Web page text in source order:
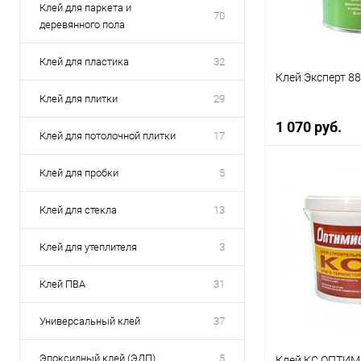
Клей для паркета и
деревянного пола
70
Клей для пластика 32
Клей для плитки 29
Клей для потолочной плитки 17
Клей для пробки 5
Клей для стекла 13
Клей для утеплителя 3
Клей ПВА 31
Универсальный клей 37
Эпоксидный клей (ЭДП) 5
Литраж | Масса:
Элемент каталога:
Клей Эксперт
1 070 руб.
Купить в 1
В избранное
Литраж | Масса: